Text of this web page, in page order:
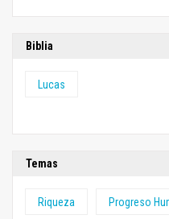
Biblia
Lucas
Temas
Riqueza Progreso